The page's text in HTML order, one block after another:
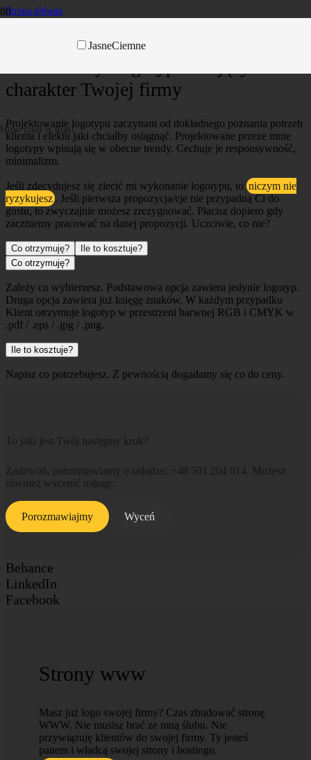
How cool is that!
JasneCiemne
Strona główna
charakter Twojej firmy
Projektowanie logotypu zaczynam od dokładnego poznania potrzeb
klienta i efektu jaki chciałby osiągnąć. Projektowane przeze mnie
logotypy wpisują się w obecne trendy. Cechuje je responsywność,
minimalizm.
Jeśli zdecydujesz się zlecić mi wykonanie logotypu, to niczym nie
ryzykujesz . Jeśli pierwsza propozycja/cje nie przypadną Ci do
gustu, to zwyczajnie możesz zrezygnować. Płacisz dopiero gdy
zaczniemy pracować na danej propozycji. Uczciwie, co nie?
Co otrzymuję?
Ile to kosztuje?
Co otrzymuję?
Zależy co wybierzesz. Podstawowa opcja zawiera jedynie logotyp.
Druga opcja zawiera już księgę znaków. W każdym przypadku
Klient otrzymuje logotyp w przestrzeni barwnej RGB i CMYK w
.pdf / .eps / .jpg / .png.
Ile to kosztuje?
Napisz co potrzebujesz. Z pewnością dogadamy się co do ceny.
To jaki jest Twój następny krok?
Zadzwoń, porozmawiamy o usłudze: +48 501 204 014. Możesz
również wycenić usługę.
Porozmawiajmy Wyceń
Behance
LinkedIn
Facebook
Strony www
Masz już logo swojej firmy? Czas zbudować stronę
WWW. Nie musisz brać ze mną ślubu. Nie
przywiązuję klientów do swojej firmy. Ty jesteś
panem i władcą swojej strony i hostingu.